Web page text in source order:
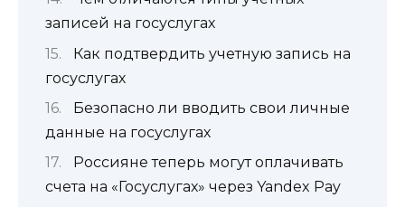
записей на госуслугах
Как подтвердить учетную запись на
госуслугах
Безопасно ли вводить свои личные
данные на госуслугах
Россияне теперь могут оплачивать
счета на «Госуслугах» через Yandex Pay